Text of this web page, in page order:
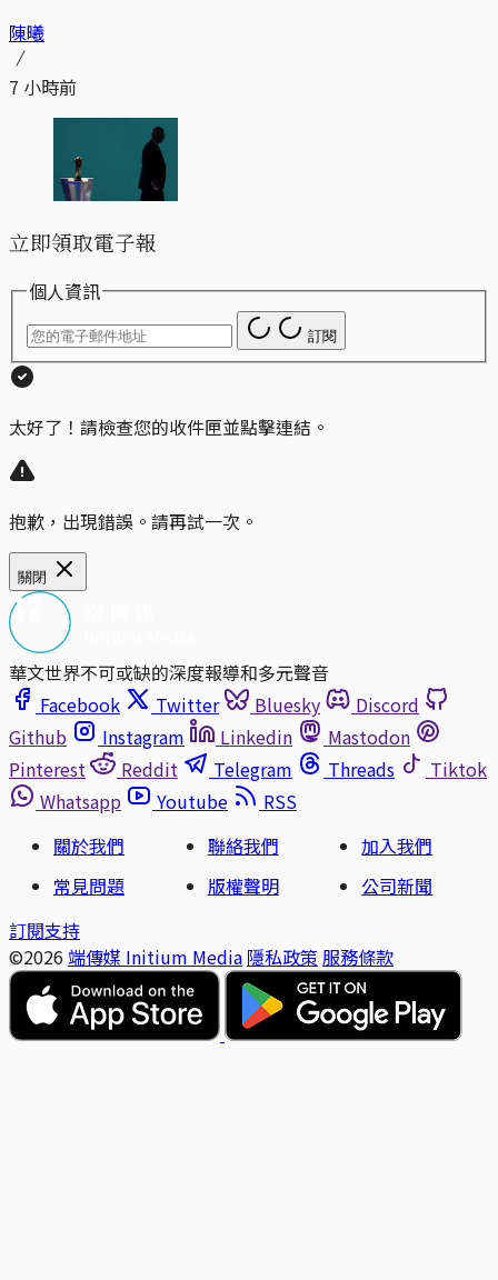
陳曦
7 小時前
立即領取電子報
個人資訊
訂閱
太好了！請檢查您的收件匣並點擊連結。
抱歉，出現錯誤。請再試一次。
關閉
華文世界不可或缺的深度報導和多元聲音
Facebook
Twitter Bluesky
Discord
Github
Instagram Linkedin
Mastodon
Pinterest
Reddit Telegram Threads
Tiktok
Whatsapp
Youtube
RSS
關於我們
聯絡我們
加入我們
常見問題
版權聲明
公司新聞
訂閱支持
©2026 端傳媒 Initium Media 隱私政策 服務條款